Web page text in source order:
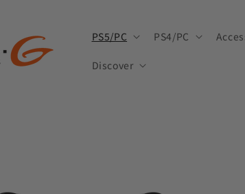
PS5/PC PS4/PC
Discover